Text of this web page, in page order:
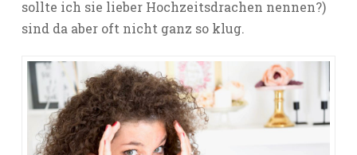
sollte ich sie lieber Hochzeitsdrachen nennen?)
sind da aber oft nicht ganz so klug.